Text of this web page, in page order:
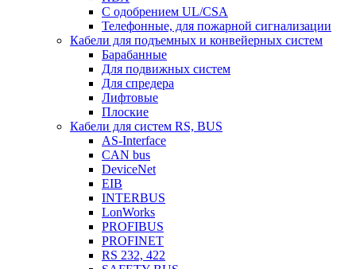
С одобрением UL/CSA
Телефонные, для пожарной сигнализации
Кабели для подъемных и конвейерных систем
Барабанные
Для подвижных систем
Для спредера
Лифтовые
Плоские
Кабели для систем RS, BUS
AS-Interface
CAN bus
DeviceNet
EIB
INTERBUS
LonWorks
PROFIBUS
PROFINET
RS 232, 422